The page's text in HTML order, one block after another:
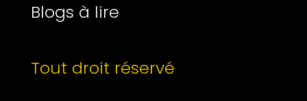
Blogs à lire
Tout droit réservé